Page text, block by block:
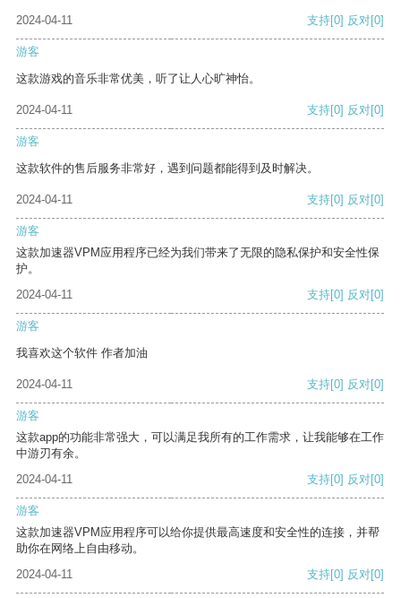
2024-04-11
支持[0] 反对[0]
游客
这款游戏的音乐非常优美，听了让人心旷神怡。
2024-04-11 支持[0] 反对[0]
游客
这款软件的售后服务非常好，遇到问题都能得到及时解决。
2024-04-11 支持[0] 反对[0]
游客
这款加速器VPM应用程序已经为我们带来了无限的隐私保护和安全性保
护。
2024-04-11
支持[0] 反对[0]
游客
我喜欢这个软件 作者加油
2024-04-11 支持[0] 反对[0]
游客
这款app的功能非常强大，可以满足我所有的工作需求，让我能够在工作
中游刃有余。
2024-04-11
支持[0] 反对[0]
游客
这款加速器VPM应用程序可以给你提供最高速度和安全性的连接，并帮
助你在网络上自由移动。
2024-04-11
支持[0] 反对[0]